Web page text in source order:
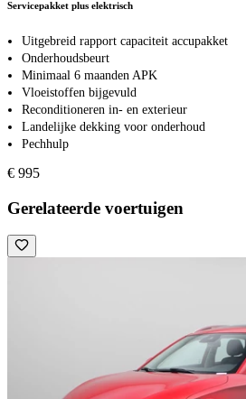
Servicepakket plus elektrisch
Uitgebreid rapport capaciteit accupakket
Onderhoudsbeurt
Minimaal 6 maanden APK
Vloeistoffen bijgevuld
Reconditioneren in- en exterieur
Landelijke dekking voor onderhoud
Pechhulp
€ 995
Gerelateerde voertuigen